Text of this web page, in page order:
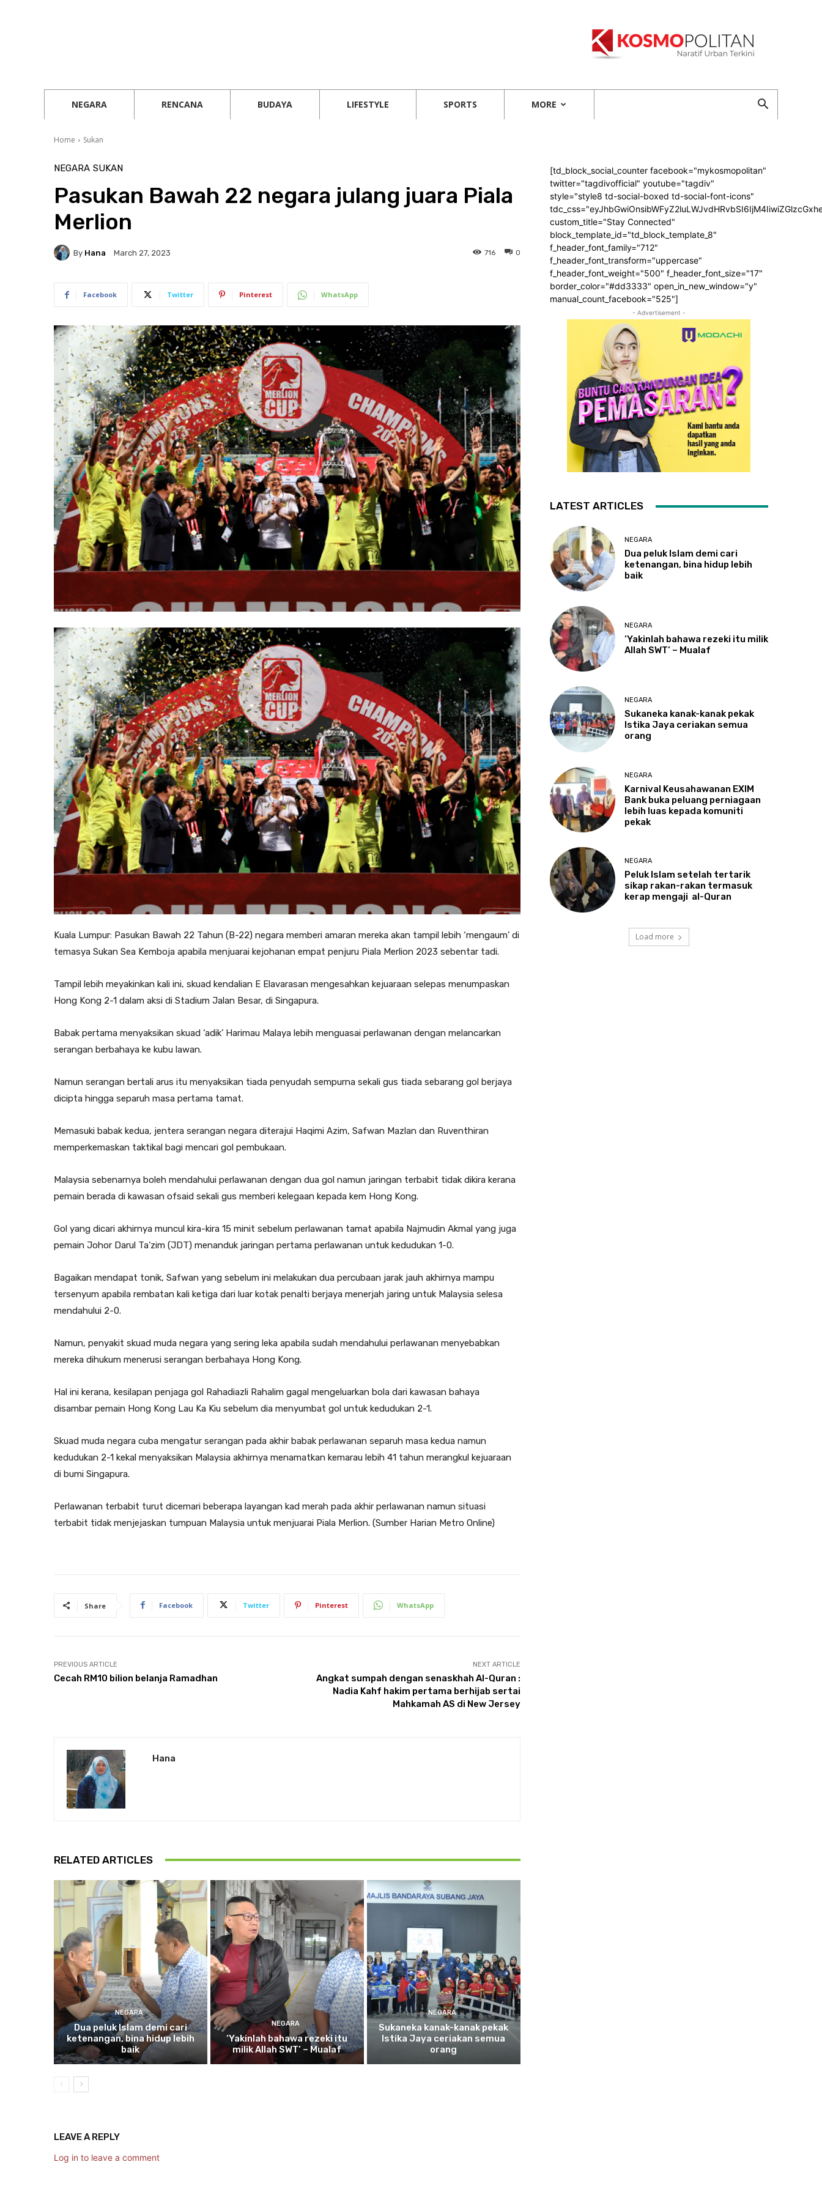
NEGARA RENCANA BUDAYA LIFESTYLE SPORTS MORE
Home Sukan
NEGARA SUKAN
Pasukan Bawah 22 negara julang juara Piala
Merlion
By Hana March 27, 2023 0
716
Facebook Twitter Pinterest WhatsApp
Kuala Lumpur: Pasukan Bawah 22 Tahun (B-22) negara memberi amaran mereka akan tampil lebih ‘mengaum’ di
temasya Sukan Sea Kemboja apabila menjuarai kejohanan empat penjuru Piala Merlion 2023 sebentar tadi.
Tampil lebih meyakinkan kali ini, skuad kendalian E Elavarasan mengesahkan kejuaraan selepas menumpaskan
Hong Kong 2-1 dalam aksi di Stadium Jalan Besar, di Singapura.
Babak pertama menyaksikan skuad ‘adik’ Harimau Malaya lebih menguasai perlawanan dengan melancarkan
serangan berbahaya ke kubu lawan.
Namun serangan bertali arus itu menyaksikan tiada penyudah sempurna sekali gus tiada sebarang gol berjaya
dicipta hingga separuh masa pertama tamat.
Memasuki babak kedua, jentera serangan negara diterajui Haqimi Azim, Safwan Mazlan dan Ruventhiran
memperkemaskan taktikal bagi mencari gol pembukaan.
Malaysia sebenarnya boleh mendahului perlawanan dengan dua gol namun jaringan terbabit tidak dikira kerana
pemain berada di kawasan ofsaid sekali gus memberi kelegaan kepada kem Hong Kong.
Gol yang dicari akhirnya muncul kira-kira 15 minit sebelum perlawanan tamat apabila Najmudin Akmal yang juga
pemain Johor Darul Ta’zim (JDT) menanduk jaringan pertama perlawanan untuk kedudukan 1-0.
Bagaikan mendapat tonik, Safwan yang sebelum ini melakukan dua percubaan jarak jauh akhirnya mampu
tersenyum apabila rembatan kali ketiga dari luar kotak penalti berjaya menerjah jaring untuk Malaysia selesa
mendahului 2-0.
Namun, penyakit skuad muda negara yang sering leka apabila sudah mendahului perlawanan menyebabkan
mereka dihukum menerusi serangan berbahaya Hong Kong.
Hal ini kerana, kesilapan penjaga gol Rahadiazli Rahalim gagal mengeluarkan bola dari kawasan bahaya
disambar pemain Hong Kong Lau Ka Kiu sebelum dia menyumbat gol untuk kedudukan 2-1.
Skuad muda negara cuba mengatur serangan pada akhir babak perlawanan separuh masa kedua namun
kedudukan 2-1 kekal menyaksikan Malaysia akhirnya menamatkan kemarau lebih 41 tahun merangkul kejuaraan
di bumi Singapura.
Perlawanan terbabit turut dicemari beberapa layangan kad merah pada akhir perlawanan namun situasi
terbabit tidak menjejaskan tumpuan Malaysia untuk menjuarai Piala Merlion. (Sumber Harian Metro Online)
Share Facebook Twitter Pinterest WhatsApp
PREVIOUS ARTICLE
Cecah RM10 bilion belanja Ramadhan
NEXT ARTICLE
Angkat sumpah dengan senaskhah Al-Quran :
Nadia Kahf hakim pertama berhijab sertai
Mahkamah AS di New Jersey
Hana
RELATED ARTICLES
NEGARA
Duapeluk Islam demi cari
ketenangan, bina hidup lebih
baik
NEGARA
‘Yakinlahbahawa rezeki itu
milik Allah SWT’ – Mualaf
NEGARA
Sukaneka kanak-kanak pekak
Istika Jaya ceriakan semua
orang
LEAVE A REPLY
Log in to leave a comment
[td_block_social_counter facebook="mykosmopolitan"
twitter="tagdivofficial" youtube="tagdiv"
style="style8 td-social-boxed td-social-font-icons"
custom_title="Stay Connected"
block_template_id="td_block_template_8"
f_header_font_family="712"
f_header_font_transform="uppercase"
f_header_font_weight="500" f_header_font_size="17"
border_color="#dd3333" open_in_new_window="y"
manual_count_facebook="525"]
- Advertisement -
LATEST ARTICLES
NEGARA
Dua peluk Islam demi cari
ketenangan, bina hidup lebih
baik
NEGARA
‘Yakinlah bahawa rezeki itu milik
Allah SWT’ – Mualaf
NEGARA
Sukaneka kanak-kanak pekak
Istika Jaya ceriakan semua
orang
NEGARA
Karnival Keusahawanan EXIM
Bank buka peluang perniagaan
lebih luas kepada komuniti
pekak
NEGARA
PelukIslam setelah tertarik
sikap rakan-rakan termasuk
kerap mengaji al-Quran
Load more